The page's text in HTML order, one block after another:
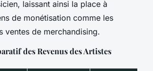
laissant ainsi la place à
de monétisation comme les
ventes de merchandising.
des Revenus des Artistes